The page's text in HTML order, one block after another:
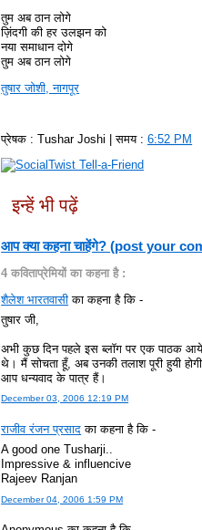
तुम अब ठान लोगे
ज़िंदगी की हर उलझन को
नया समाधान दोगे
तुम अब ठान लोगे
तुषार जोशी, नागपूर
प्रेषक :Tushar Joshi | समय :6:52 PM
इन्हें भी पढ़ें
आप क्या कहना चाहेंगे? (post your
4 कविताप्रेमियों का कहना है :
शैलेश भारतवासी का कहना है कि -
तुषार जी,
अभी कुछ दिन पहले इस ब्लॉग पर एक पाठक
थे। मैं सोचता हूँ, अब उनकी तलाश पूरी हुयी
आप धन्यवाद के पात्र हैं।
December 03, 2006 12:19 PM
राजीव रंजन प्रसाद का कहना है कि -
A good one Tusharji..
Impressive & influencive
Rajeev Ranjan
December 04, 2006 1:59 PM